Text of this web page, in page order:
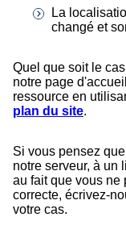
La
changé et
Quel que soit le
notre page d'accueil
ressource en
plan du site.
Si vous pensez
notre serveur, à un
au fait que vous ne
correcte, écrivez-
votre cas.